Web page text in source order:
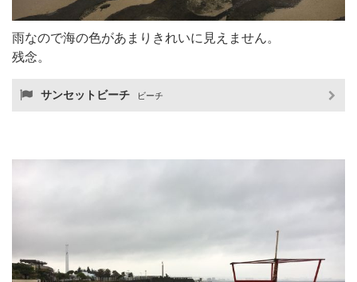
雨なので海の色があまりきれいに見えません。
残念。
サンセットビーチ ビーチ